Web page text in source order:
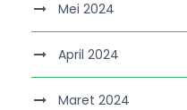
Mei 2024
April 2024
Maret 2024